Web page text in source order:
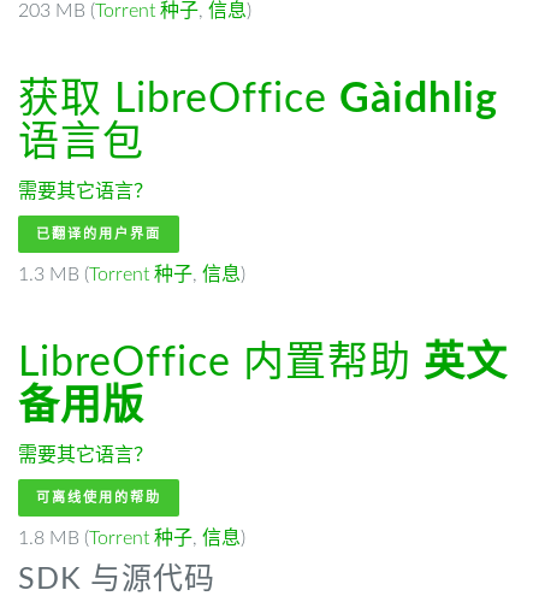
203 MB (Torrent 种子, 信息)
获取 LibreOffice Gàidhlig
语言包
需要其它语言？
已翻译的用户界面
1.3 MB (Torrent 种子, 信息)
LibreOffice 内置帮助 英文
备用版
需要其它语言？
可离线使用的帮助
1.8 MB (Torrent 种子, 信息)
SDK 与源代码